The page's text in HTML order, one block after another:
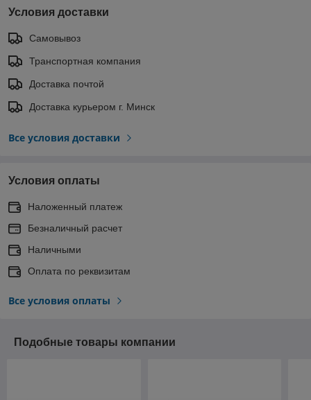
Условия доставки
Самовывоз
Транспортная компания
Доставка почтой
Доставка курьером г. Минск
Все условия доставки
Условия оплаты
Наложенный платеж
Безналичный расчет
Наличными
Оплата по реквизитам
Все условия оплаты
Подобные товары компании